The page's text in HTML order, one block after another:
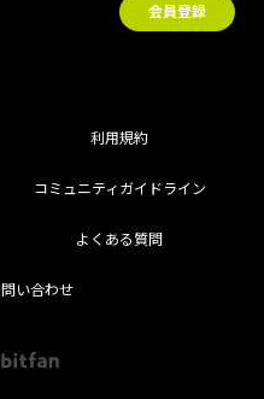
会員登録
利用規約
コミュニティガイドライン
よくある質問
い合わせ